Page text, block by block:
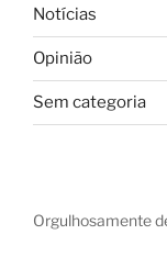
Notícias
Opinião
Sem categoria
Orgulhosamente